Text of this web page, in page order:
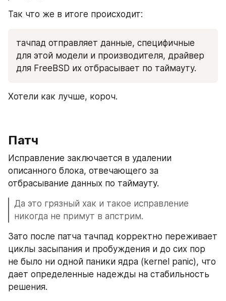
Так что же в итоге происходит:
тачпад отправляет данные, специфичные
для этой модели и производителя, драйвер
для FreeBSD их отбрасывает по таймауту.
Хотели как лучше, короч.
Патч
Исправление заключается в удалении
описанного блока, отвечающего за
отбрасывание данных по таймауту.
Да это грязный хак и такое исправление
никогда не примут в апстрим.
Зато после патча тачпад корректно переживает
циклы засыпания и пробуждения и до сих пор
не было ни одной паники ядра (kernel panic), что
дает определенные надежды на стабильность
решения.